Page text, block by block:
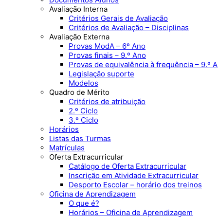
Avaliação Interna
Critérios Gerais de Avaliação
Critérios de Avaliação – Disciplinas
Avaliação Externa
Provas ModA – 6º Ano
Provas finais – 9.º Ano
Provas de equivalência à frequência – 9.º
Legislação suporte
Modelos
Quadro de Mérito
Critérios de atribuição
2.º Ciclo
3.º Ciclo
Horários
Listas das Turmas
Matrículas
Oferta Extracurricular
Catálogo de Oferta Extracurricular
Inscrição em Atividade Extracurricular
Desporto Escolar – horário dos treinos
Oficina de Aprendizagem
O que é?
Horários – Oficina de Aprendizagem